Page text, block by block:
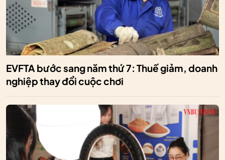
EVFTA bước sang năm thứ 7: Thuế giảm, doanh
nghiệp thay đổi cuộc chơi